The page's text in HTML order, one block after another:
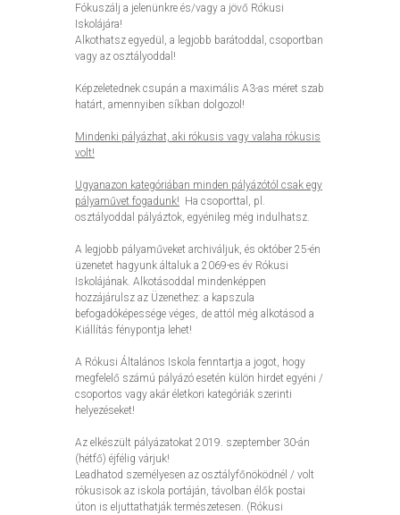
Fókuszálj a jelenünkre és/vagy a jövő Rókusi
Iskolájára!
Alkothatsz egyedül, a legjobb barátoddal, csoportban
vagy az osztályoddal!
Képzeletednek csupán a maximális A3-as méret szab
határt, amennyiben síkban dolgozol!
Mindenki pályázhat, aki rókusis vagy valaha rókusis
volt!
Ugyanazon kategóriában minden pályázótól csak egy
pályaművet fogadunk! Ha csoporttal, pl.
osztályoddal pályáztok, egyénileg még indulhatsz.
A legjobb pályaműveket archiváljuk, és október 25-én
üzenetet hagyunk általuk a 2069-es év Rókusi
Iskolájának. Alkotásoddal mindenképpen
hozzájárulsz az Üzenethez: a kapszula
befogadóképessége véges, de attól még alkotásod a
Kiállítás fénypontja lehet!
A Rókusi Általános Iskola fenntartja a jogot, hogy
megfelelő számú pályázó esetén külön hirdet egyéni /
csoportos vagy akár életkori kategóriák szerinti
helyezéseket!
Az elkészült pályázatokat 2019. szeptember 30-án
(hétfő) éjfélig várjuk!
Leadhatod személyesen az osztályfőnöködnél / volt
rókusisok az iskola portáján, távolban élők postai
úton is eljuttathatják természetesen. (Rókusi